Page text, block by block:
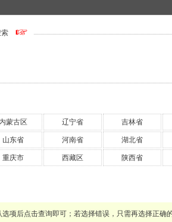
索
内蒙古区 辽宁省 吉林省
山东省 河南省 湖北省
重庆市 西藏区 陕西省
项后点击查询即可；若选择错误，只需再选择正确的